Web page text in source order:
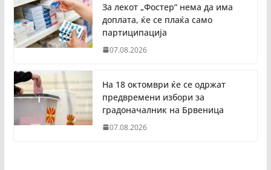
За лекот „Фостер“ нема да има
доплата, ќе се плаќа само
партиципација
07.08.2026
На 18 октомври ќе се одржат
предвремени избори за
градоначалник на Брвеница
07.08.2026